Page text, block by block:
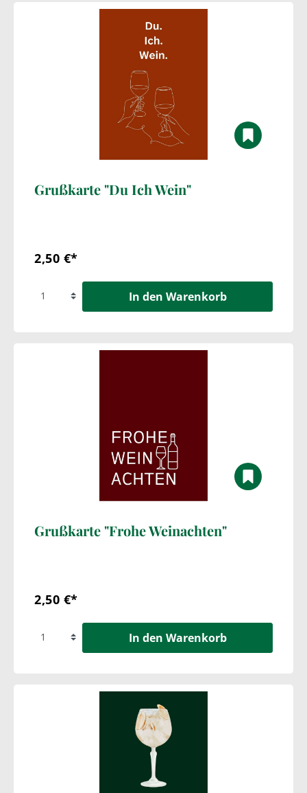
Grußkarte "Du Ich Wein"
2,50 €*
In den Warenkorb
Grußkarte "Frohe Weinachten"
2,50 €*
In den Warenkorb